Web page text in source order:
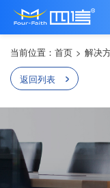
当前位置： 首页 > 解决
返回列表